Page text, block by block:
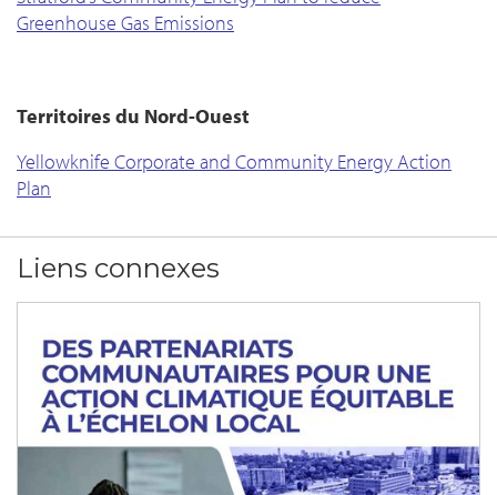
Greenhouse Gas Emissions
Territoires du Nord-Ouest
Yellowknife Corporate and Community Energy Action
Plan
Liens connexes